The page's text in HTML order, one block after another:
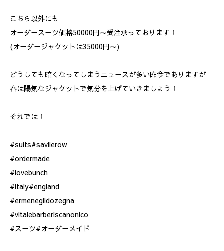
こちら以外にも
オーダースーツ価格50000円〜受注承っております！
(オーダージャケットは35000円〜)
どうしても暗くなってしまうニュースが多い昨今でありますが
春は陽気なジャケットで気分を上げていきましょう！
それでは！
#suits#savilerow
#ordermade
#lovebunch
#italy#england
#ermenegildozegna
#vitalebarberiscanonico
#スーツ#オーダーメイド